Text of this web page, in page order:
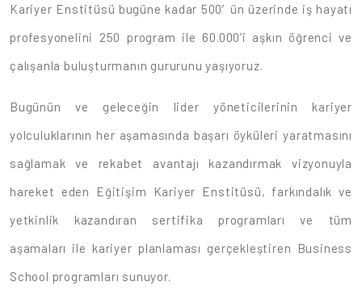
Kariyer Enstitüsü bugüne kadar 500′ün üzerinde iş hayatı
profesyonelini 250 program ile 60.000’i aşkın öğrenci ve
çalışanla buluşturmanın gururunu yaşıyoruz.
Bugünün ve geleceğin lider yöneticilerinin kariyer
yolculuklarının her aşamasında başarı öyküleri yaratmasını
sağlamak ve rekabet avantajı kazandırmak vizyonuyla
hareket eden Eğitişim Kariyer Enstitüsü, farkındalık ve
yetkinlik kazandıran sertifika programları ve tüm
aşamaları ile kariyer planlaması gerçekleştiren Business
School programları sunuyor.